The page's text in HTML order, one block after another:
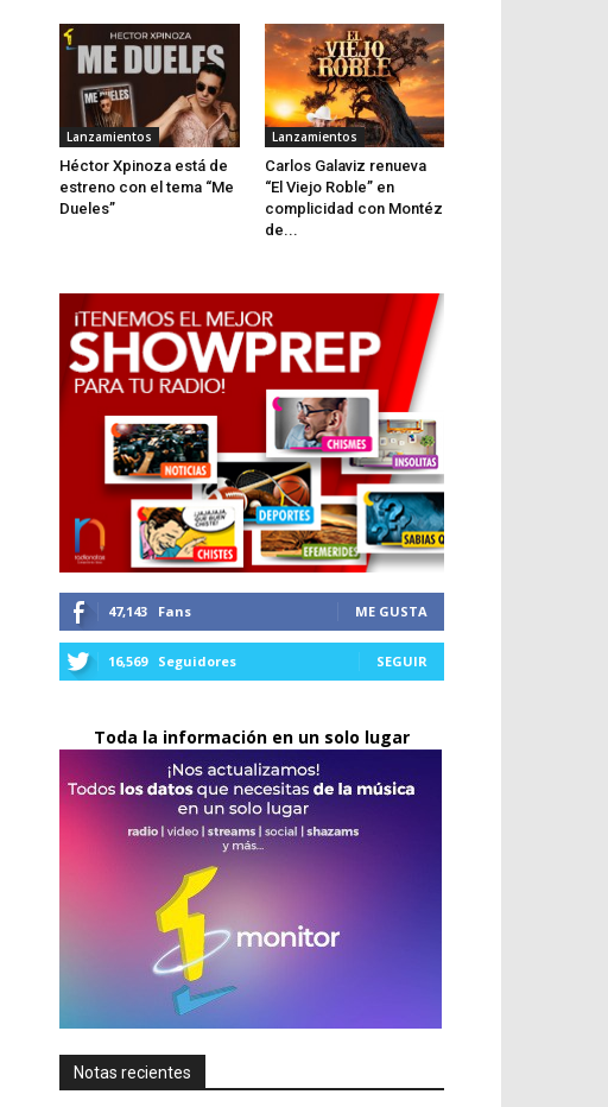
Lanzamientos
Héctor Xpinoza está de
estreno con el tema “Me
Dueles”
Lanzamientos
Carlos Galaviz renueva
“El Viejo Roble” en
complicidad con Montéz
de...
47,143 Fans ME GUSTA
16,569 Seguidores SEGUIR
Toda la información en un solo lugar
Notas recientes